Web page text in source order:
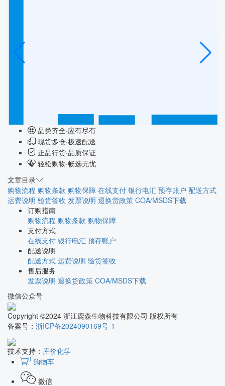
品类齐全·应有尽有
现货多仓·极速配送
正品行货·品质保证
轻松购物·畅选无忧
文章目录
购物流程 购物条款 购物保障 在线支付 银行电汇 预存账户 配送方式
运费说明 验货签收 发票说明 退换货政策 COA/MSDS下载
订购指南
购物流程 购物条款 购物保障
支付方式
在线支付 银行电汇 预存账户
配送说明
配送方式 运费说明 验货签收
售后服务
发票说明 退换货政策 COA/MSDS下载
微信公众号
Copyright ©2024 浙江鹿森生物科技有限公司 版权所有
备案号： 浙ICP备2024090169号-1
技术支持： 库价化学
0 购物车
微信